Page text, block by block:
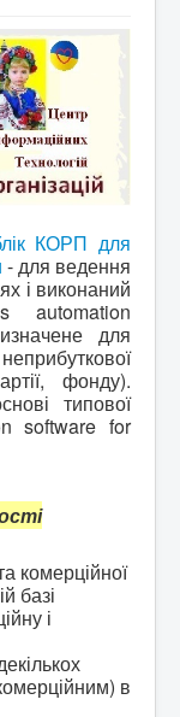
КОРП для
- для ведення
і виконаний
automation
для
фонду).
типової
software for
комерційної
базі
і
в